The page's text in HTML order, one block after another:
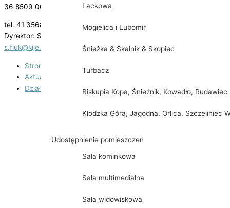
Lackowa
Mogielica i Lubomir
Śnieżka & Skalnik & Skopiec
Turbacz
Biskupia Kopa, Śnieżnik, Kowadło, Rudawiec
Kłodzka Góra, Jagodna, Orlica, Szczeliniec
Udostępnienie pomieszczeń
Sala kominkowa
Sala multimedialna
Sala widowiskowa
36 8509 0002 2003 0015 2523 0001
tel. 41 3568602
Dyrektor: Sylwester Fiuk
s.fiuk@kije.pl
Strona główna
Aktualności
Działalność
Jubileuszowy Synod w Kijach